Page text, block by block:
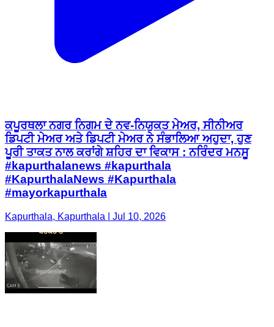
ਕਪੂਰਥਲਾ ਨਗਰ ਨਿਗਮ ਦੇ ਨਵ-ਨਿਯੁਕਤ ਮੇਅਰ, ਸੀਨੀਅਰ
ਡਿਪਟੀ ਮੇਅਰ ਅਤੇ ਡਿਪਟੀ ਮੇਅਰ ਨੇ ਸੰਭਾਲਿਆ ਅਹੁਦਾ, ਹੁਣ
ਪੂਰੀ ਤਾਕਤ ਨਾਲ ਕਰਾਂਗੇ ਸ਼ਹਿਰ ਦਾ ਵਿਕਾਸ : ਨਰਿੰਦਰ ਮਨਸੂ
#kapurthalanews #kapurthala
#KapurthalaNews #Kapurthala
#mayorkapurthala
Kapurthala, Kapurthala | Jul 10, 2026